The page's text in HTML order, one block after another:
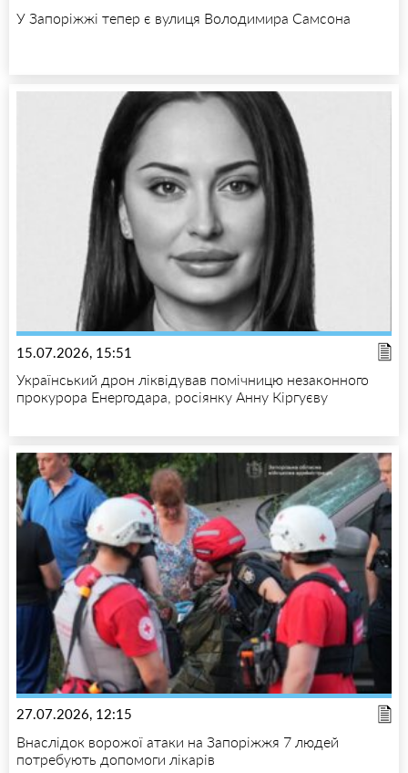
У Запоріжжі тепер є вулиця Володимира Самсона
15.07.2026, 15:51
Український дрон ліквідував помічницю незаконного
прокурора Енергодара, росіянку Анну Кіргуєву
27.07.2026, 12:15
Внаслідок ворожої атаки на Запоріжжя 7 людей
потребують допомоги лікарів